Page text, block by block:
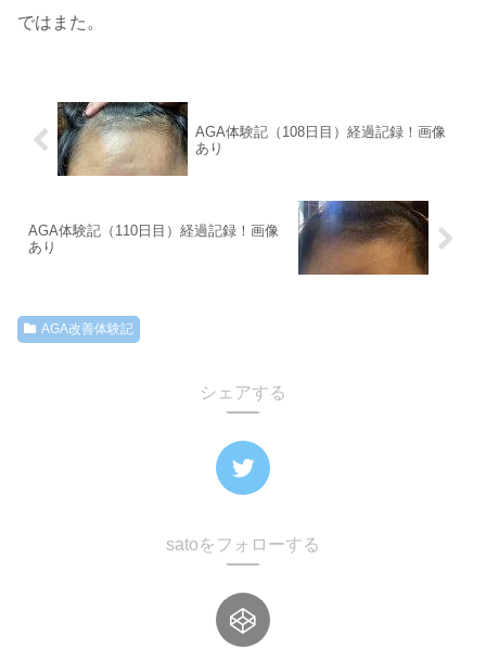
ではまた。
AGA体験記（108日目）経過記録！画像
あり
AGA体験記（110日目）経過記録！画像
あり
AGA改善体験記
シェアする
satoをフォローする